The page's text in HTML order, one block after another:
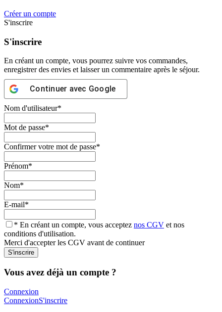
Créer un compte
S'inscrire
S'inscrire
En créant un compte, vous pourrez suivre vos commandes,
enregistrer des envies et laisser un commentaire après le séjour.
Continuer avec Google
Nom d'utilisateur*
Mot de passe*
Confirmer votre mot de passe*
Prénom*
Nom*
E-mail*
* En créant un compte, vous acceptez nos CGV et nos
conditions d'utilisation.
Merci d'accepter les CGV avant de continuer
Vous avez déjà un compte ?
Connexion
ConnexionS'inscrire